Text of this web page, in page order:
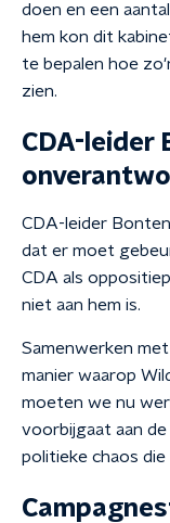
doen en een
hem kon dit
te bepalen hoe
zien.
CDA-leider
CDA-leider
dat er moet
CDA als
niet aan hem is.
Samenwerken
manier waarop
moeten we nu
voorbijgaat aan
politieke chaos